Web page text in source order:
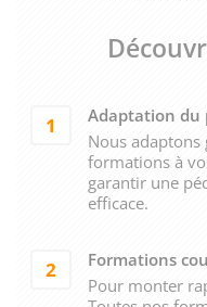
1
Adaptation du
Nous
formations à
garantir une
efficace.
2
Formations
Pour monter